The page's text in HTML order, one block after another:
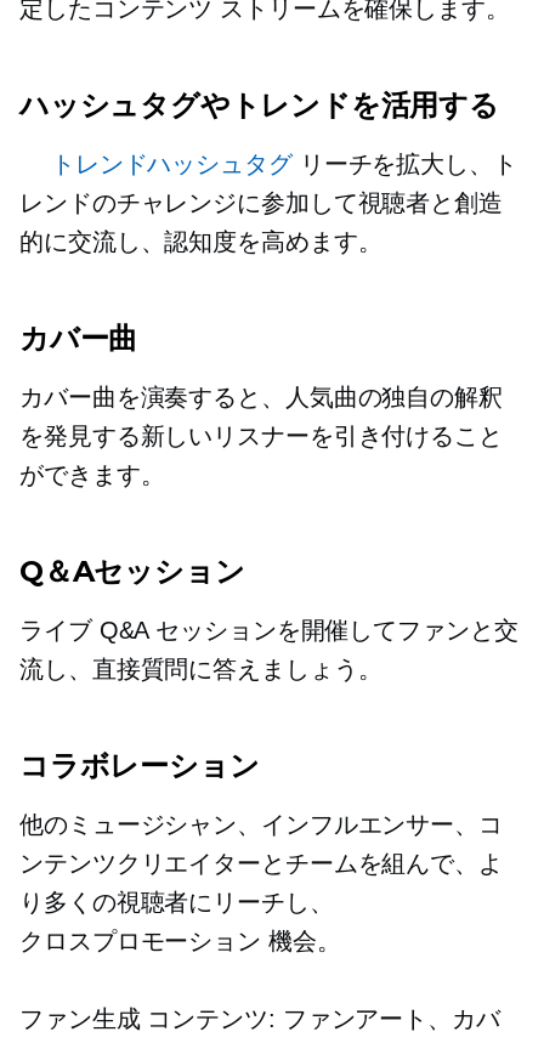
定したコンテンツ ストリームを確保します。
ハッシュタグやトレンドを活用する
トレンドハッシュタグリーチを拡大し、ト
レンドのチャレンジに参加して視聴者と創造
的に交流し、認知度を高めます。
カバー曲
カバー曲を演奏すると、人気曲の独自の解釈
を発見する新しいリスナーを引き付けること
ができます。
Q＆Aセッション
ライブ Q&A セッションを開催してファンと交
流し、直接質問に答えましょう。
コラボレーション
他のミュージシャン、インフルエンサー、コ
ンテンツクリエイターとチームを組んで、よ
り多くの視聴者にリーチし、
クロスプロモーション 機会。
ファン生成コンテンツ: ファンアート、カバ